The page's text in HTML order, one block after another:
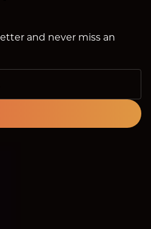
and never miss an